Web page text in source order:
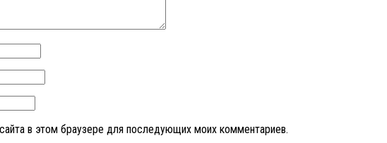
в этом браузере для последующих моих комментариев.